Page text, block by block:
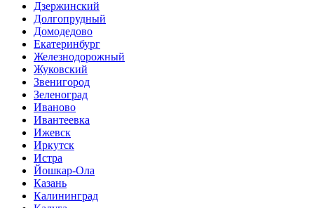
Дзержинский
Долгопрудный
Домодедово
Екатеринбург
Железнодорожный
Жуковский
Звенигород
Зеленоград
Иваново
Ивантеевка
Ижевск
Иркутск
Истра
Йошкар-Ола
Казань
Калининград